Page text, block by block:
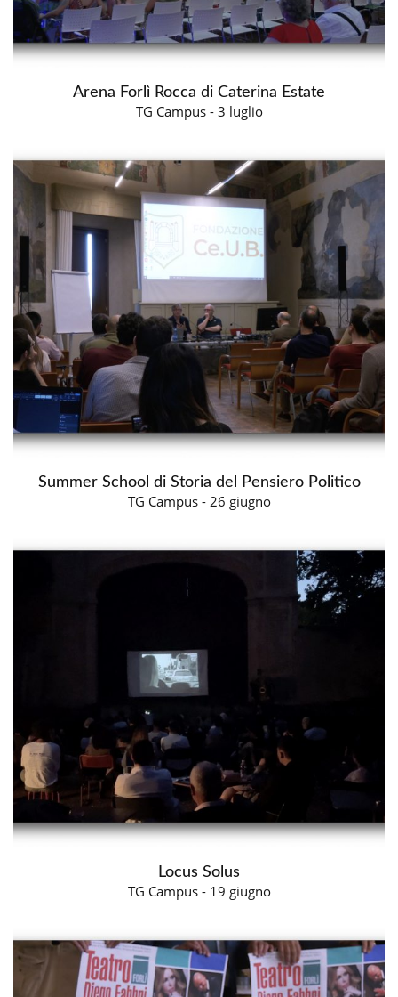
Arena Forlì Rocca di Caterina Estate
TG Campus - 3 luglio
Summer School di Storia del Pensiero Politico
TG Campus - 26 giugno
Locus Solus
TG Campus - 19 giugno